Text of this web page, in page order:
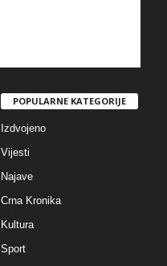
POPULARNE KATEGORIJE
Izdvojeno
Vijesti
Najave
Crna Kronika
Kultura
Sport